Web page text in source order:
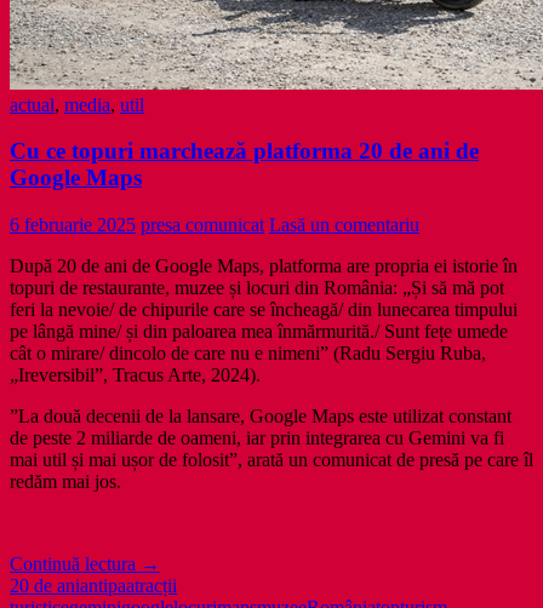
actual, media, util
Cu ce topuri marchează platforma 20 de ani de
Google Maps
6 februarie 2025 presa comunicat Lasă un comentariu
După 20 de ani de Google Maps, platforma are propria ei istorie în
topuri de restaurante, muzee și locuri din România: „Și să mă pot
feri la nevoie/ de chipurile care se încheagă/ din lunecarea timpului
pe lângă mine/ și din paloarea mea înmărmurită./ Sunt fețe umede
cât o mirare/ dincolo de care nu e nimeni” (Radu Sergiu Ruba,
„Ireversibil”, Tracus Arte, 2024).
”La două decenii de la lansare, Google Maps este utilizat constant
de peste 2 miliarde de oameni, iar prin integrarea cu Gemini va fi
mai util și mai ușor de folosit”, arată un comunicat de presă pe care îl
redăm mai jos.
Continuă lectura Cu
ce
→
20 de aniantipaatracții